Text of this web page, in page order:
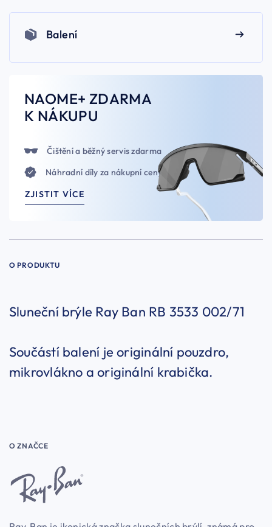
Balení
NAOME+ ZDARMA
K NÁKUPU
Čištění a běžný servis zdarma
Náhradní díly za nákupní ceny
ZJISTIT VÍCE
O PRODUKTU
Sluneční brýle Ray Ban RB 3533 002/71
Součástí balení je originální pouzdro,
mikrovlákno a originální krabička.
O ZNAČCE